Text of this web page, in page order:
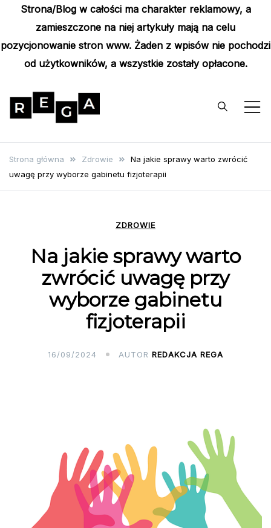
Strona/Blog w całości ma charakter reklamowy, a
zamieszczone na niej artykuły mają na celu
pozycjonowanie stron www. Żaden z wpisów nie pochodzi
od użytkowników, a wszystkie zostały opłacone.
content
Rega
Strona główna Zdrowie
Na jakie sprawy warto zwrócić
uwagę przy wyborze gabinetu fizjoterapii
ZDROWIE
Na jakie sprawy warto
zwrócić uwagę przy
wyborze gabinetu
fizjoterapii
16/09/2024 AUTOR REDAKCJA REGA